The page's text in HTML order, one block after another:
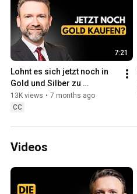
7:21
Lohnt es sich jetzt noch in
Gold und Silber zu
investieren? (Meine
Einschätzung)
13K views • 7 months ago
CC
Videos